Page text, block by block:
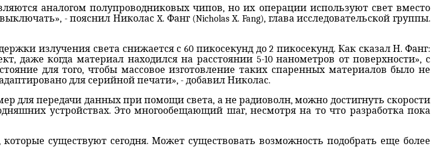
аналогом полупроводниковых чипов, но их операции используют свет вместо
- пояснил Николас X. Фанг (Nicholas X. Fang), глава исследовательской группы.
излучения света снижается с 60 пикосекунд до 2 пикосекунд. Как сказал Н. Фанг:
даже когда материал находился на расстоянии 5-10 нанометров от поверхности», с
для того, чтобы массовое изготовление таких спаренных материалов было не
для серийной печати», - добавил Николас.
для передачи данных при помощи света, а не радиоволн, можно достигнуть скорости
устройствах. Это многообещающий шаг, несмотря на то что разработка пока
существуют сегодня. Может существовать возможность подобрать еще более